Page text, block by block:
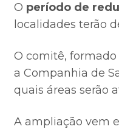
O período de
localidades terão
O comitê, formado
a Companhia de
quais áreas serão
A ampliação vem